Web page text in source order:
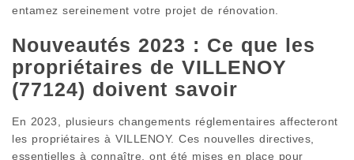
entamez sereinement votre projet de rénovation.
Nouveautés 2023 : Ce que les
propriétaires de VILLENOY
(77124) doivent savoir
En 2023, plusieurs changements réglementaires affecteront
les propriétaires à VILLENOY. Ces nouvelles directives,
essentielles à connaître, ont été mises en place pour